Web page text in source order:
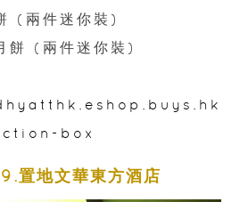
(兩件迷你裝)
餅 (兩件迷你裝)
box
置地文華東方酒店